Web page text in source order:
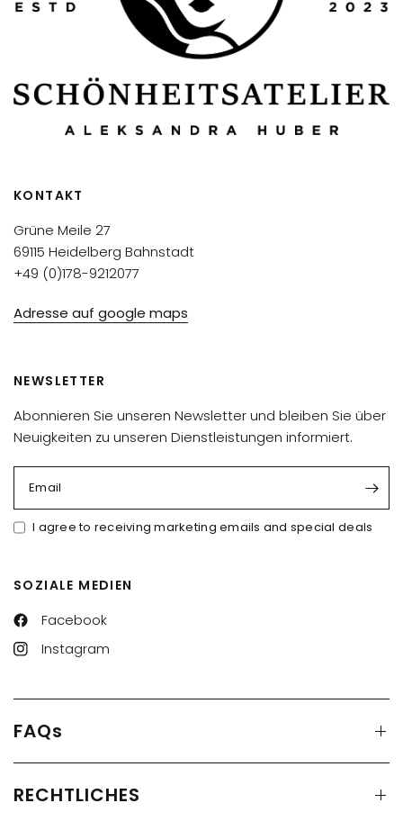
KONTAKT
Grüne Meile 27
69115 Heidelberg Bahnstadt
+49 (0)178-9212077
Adresse auf google maps
NEWSLETTER
Abonnieren Sie unseren Newsletter und bleiben Sie über
Neuigkeiten zu unseren Dienstleistungen informiert.
Email
I agree to receiving marketing emails and special deals
SOZIALE MEDIEN
Facebook
Instagram
FAQs
RECHTLICHES